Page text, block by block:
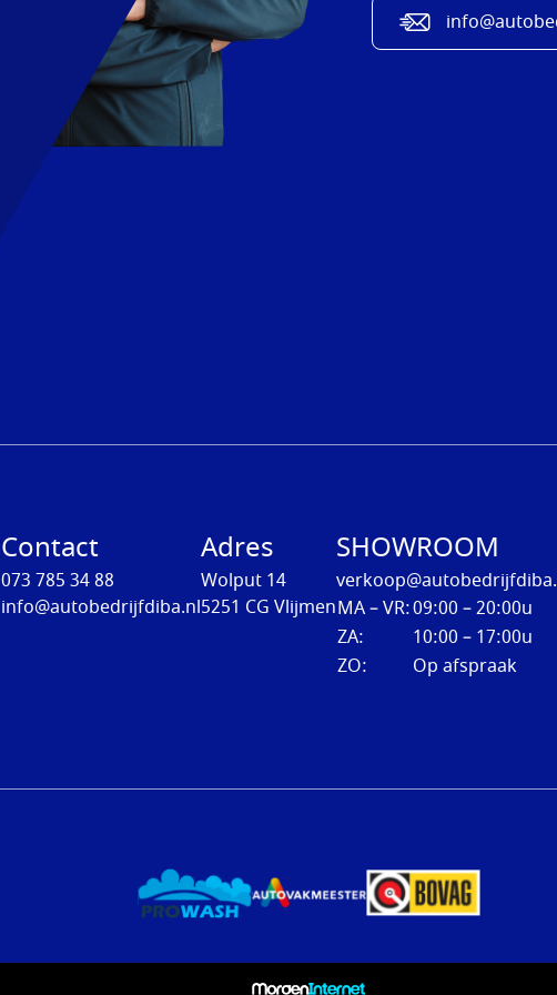
Contact
073 785 34 88
info@autobedrijfdiba.nl
Adres
Wolput 14
5251 CG Vlijmen
SHOWROOM
MA – VR:09:00 – 20:00u
ZA:
10:00 – 17:00u
ZO:
Op afspraak